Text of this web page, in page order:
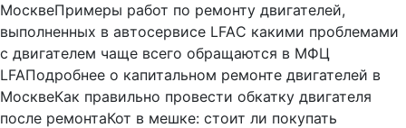
МосквеПримеры работ по ремонту двигателей,
выполненных в автосервисе LFAС какими проблемами
с двигателем чаще всего обращаются в МФЦ
LFAПодробнее о капитальном ремонте двигателей в
МосквеКак правильно провести обкатку двигателя
после ремонтаКот в мешке: стоит ли покупать